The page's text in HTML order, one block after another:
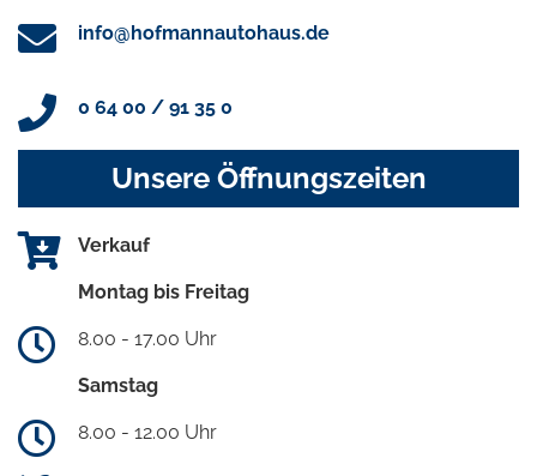
info@hofmannautohaus.de
0 64 00 / 91 35 0
Unsere Öffnungszeiten
Verkauf
Montag bis Freitag
8.00 - 17.00 Uhr
Samstag
8.00 - 12.00 Uhr